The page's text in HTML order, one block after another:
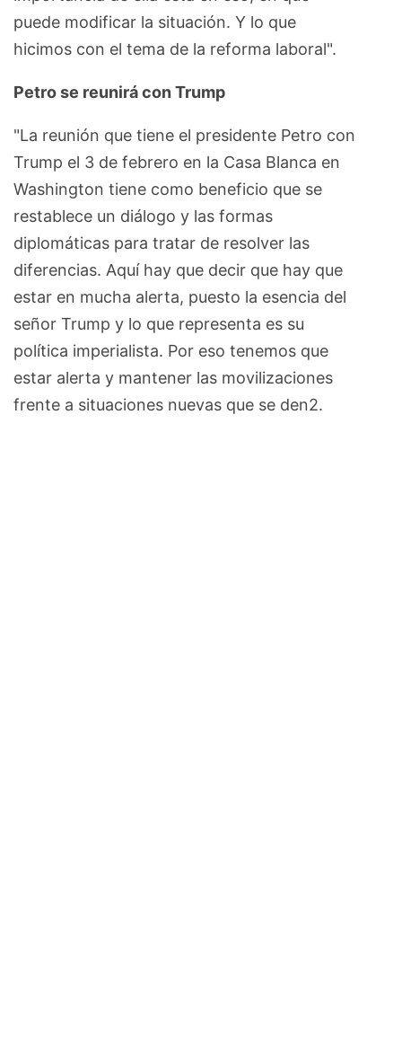
puede modificar la situación. Y lo que
hicimos con el tema de la reforma laboral".
Petro se reunirá con Trump
"La reunión que tiene el presidente Petro con
Trump el 3 de febrero en la Casa Blanca en
Washington tiene como beneficio que se
restablece un diálogo y las formas
diplomáticas para tratar de resolver las
diferencias. Aquí hay que decir que hay que
estar en mucha alerta, puesto la esencia del
señor Trump y lo que representa es su
política imperialista. Por eso tenemos que
estar alerta y mantener las movilizaciones
frente a situaciones nuevas que se den2.